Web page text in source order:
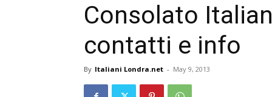
Consolato
contatti e info
By Italiani Londra.net - May 9, 2013